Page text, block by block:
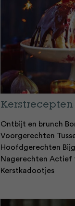
Kerstrecepten
Ontbijt en brunch
Voorgerechten
Hoofdgerechten
Nagerechten Actief
Kerstkadootjes